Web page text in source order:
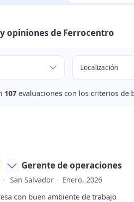
opiniones de Ferrocentro
107 evaluaciones con los criterios de
Gerente de operaciones
San Salvador
Enero, 2026
con buen ambiente de trabajo